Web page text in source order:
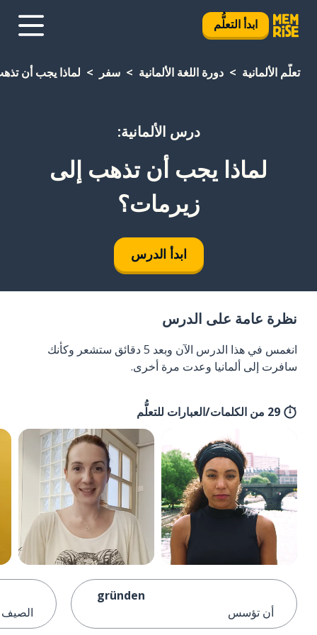
ابدأ التعلُّم
تعلَّم الألمانية دورة اللغة الألمانية سفر لماذا يجب أن
درس الألمانية:
لماذا يجب أن تذهب إلى
زيرمات؟
ابدأ الدرس
نظرة عامة على الدرس
انغمس في هذا الدرس الآن وبعد 5 دقائق ستشعر وكأنك
سافرت إلى ألمانيا وعدت مرة أخرى.
29 من الكلمات/العبارات للتعلُّم
gründen
أن تؤسس
الصيف